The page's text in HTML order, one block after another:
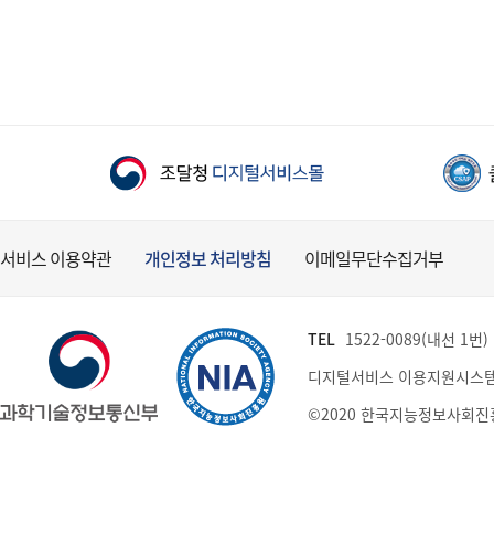
서비스 이용약관 개인정보 처리방침 이메일무단수집거부
TEL 1522-0089(내선 1번
디지털서비스 이용지원시스
©2020 한국지능정보사회진